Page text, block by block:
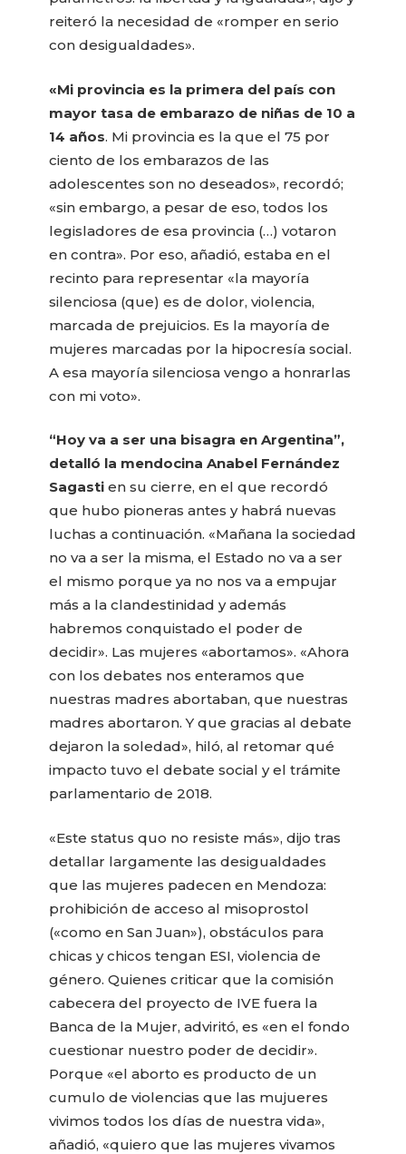
reiteró la necesidad de «romper en serio
con desigualdades».
«Mi provincia es la primera del país con
mayor tasa de embarazo de niñas de 10 a
14 años. Mi provincia es la que el 75 por
ciento de los embarazos de las
adolescentes son no deseados», recordó;
«sin embargo, a pesar de eso, todos los
legisladores de esa provincia (…) votaron
en contra». Por eso, añadió, estaba en el
recinto para representar «la mayoría
silenciosa (que) es de dolor, violencia,
marcada de prejuicios. Es la mayoría de
mujeres marcadas por la hipocresía social.
A esa mayoría silenciosa vengo a honrarlas
con mi voto».
“Hoy va a ser una bisagra en Argentina”,
detalló la mendocina Anabel Fernández
Sagastien su cierre, en el que recordó
que hubo pioneras antes y habrá nuevas
luchas a continuación. «Mañana la sociedad
no va a ser la misma, el Estado no va a ser
el mismo porque ya no nos va a empujar
más a la clandestinidad y además
habremos conquistado el poder de
decidir». Las mujeres «abortamos». «Ahora
con los debates nos enteramos que
nuestras madres abortaban, que nuestras
madres abortaron. Y que gracias al debate
dejaron la soledad», hiló, al retomar qué
impacto tuvo el debate social y el trámite
parlamentario de 2018.
«Este status quo no resiste más», dijo tras
detallar largamente las desigualdades
que las mujeres padecen en Mendoza:
prohibición de acceso al misoprostol
(«como en San Juan»), obstáculos para
chicas y chicos tengan ESI, violencia de
género. Quienes criticar que la comisión
cabecera del proyecto de IVE fuera la
Banca de la Mujer, adviritó, es «en el fondo
cuestionar nuestro poder de decidir».
Porque «el aborto es producto de un
cumulo de violencias que las mujueres
vivimos todos los días de nuestra vida»,
añadió, «quiero que las mujeres vivamos